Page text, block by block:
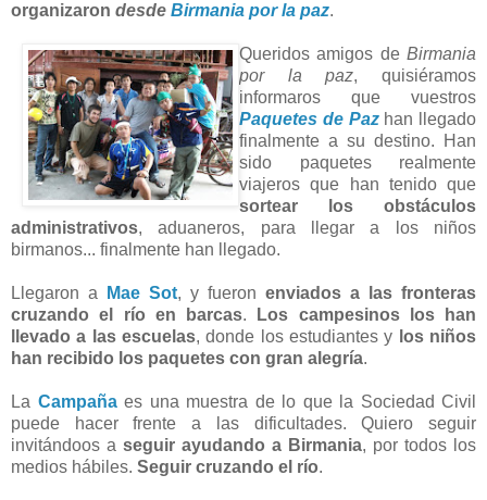
organizaron desde Birmania por la paz.
Queridos amigos de Birmania
por la paz, quisiéramos
informaros que vuestros
Paquetes de Pazhan llegado
finalmente a su destino. Han
sido paquetes realmente
viajeros que han tenido que
sortear los obstáculos
administrativos, aduaneros, para llegar a los niños
birmanos... finalmente han llegado.
Llegaron a Mae Sot, y fueron enviados a las fronteras
cruzando el río en barcas.
Los campesinos los han
llevado a las escuelas, donde los estudiantes y los niños
han recibido los paquetes con gran alegría.
La Campañaes una muestra de lo que la Sociedad Civil
puede hacer frente a las dificultades. Quiero seguir
invitándoos a seguir ayudando a Birmania, por todos los
medios hábiles. Seguir cruzando el río.